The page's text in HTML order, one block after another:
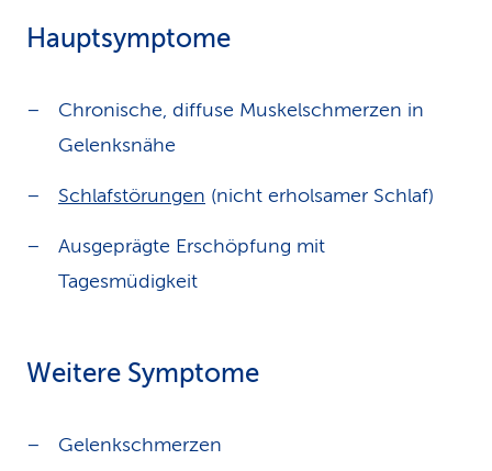
Hauptsymptome
Chronische, diffuse Muskelschmerzen in
Gelenksnähe
Schlafstörungen (nicht erholsamer Schlaf)
Ausgeprägte Erschöpfung mit
Tagesmüdigkeit
Weitere Symptome
Gelenkschmerzen